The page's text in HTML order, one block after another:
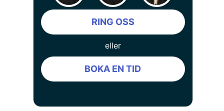
RING OSS
eller
BOKA EN TID